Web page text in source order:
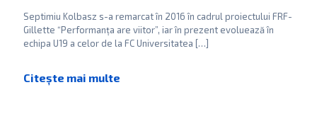
Septimiu Kolbasz s-a remarcat în 2016 în cadrul proiectului FRF-
Gillette “Performanța are viitor”, iar în prezent evoluează în
echipa U19 a celor de la FC Universitatea […]